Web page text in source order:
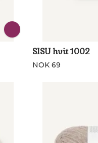
SISU hvit 1002
NOK 69